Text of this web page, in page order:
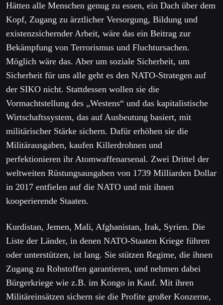
Hätten alle Menschen genug zu essen, ein Dach über dem
Kopf, Zugang zu ärztlicher Versorgung, Bildung und
existenzsichernder Arbeit, wäre das ein Beitrag zur
Bekämpfung von Terrorismus und Fluchtursachen.
Möglich wäre das. Aber um soziale Sicherheit, um
Sicherheit für uns alle geht es den NATO-Strategen auf
der SIKO nicht. Stattdessen wollen sie die
Vormachtstellung des „Westens“ und das kapitalistische
Wirtschaftssystem, das auf Ausbeutung basiert, mit
militärischer Stärke sichern. Dafür erhöhen sie die
Militärausgaben, kaufen Killerdrohnen und
perfektionieren ihr Atomwaffenarsenal. Zwei Drittel der
weltweiten Rüstungsausgaben von 1739 Milliarden Dollar
in 2017 entfielen auf die NATO und mit ihnen
kooperierende Staaten.
Kurdistan, Jemen, Mali, Afghanistan, Irak, Syrien. Die
Liste der Länder, in denen NATO-Staaten Kriege führen
oder unterstützen, ist lang. Sie stützen Regime, die ihnen
Zugang zu Rohstoffen garantieren, und nehmen dabei
Bürgerkriege wie z.B. im Kongo in Kauf. Mit ihren
Militäreinsätzen sichern sie die Profite großer Konzerne,